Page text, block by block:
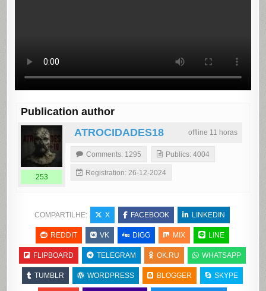
Publication author
offline 11 horas
ATROCIDADES18
253
Comments: 1295 Publics: 4004
Registration: 26-12-2024
COMPARTILHE: X FACEBOOK LINKEDIN
REDDIT VK DIGG MIX LINE
FLIPBOARD TELEGRAM OK.RU WHATSAPP
TUMBLR WORDPRESS BLOGGER SKYPE